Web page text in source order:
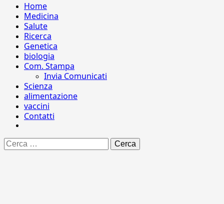
Home
Medicina
Salute
Ricerca
Genetica
biologia
Com. Stampa
Invia Comunicati
Scienza
alimentazione
vaccini
Contatti
Ricerca
per: